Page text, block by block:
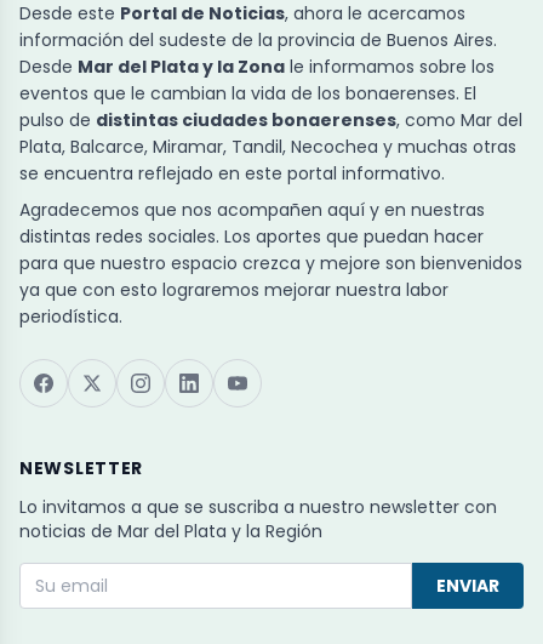
Desde este Portal de Noticias, ahora le acercamos
información del sudeste de la provincia de Buenos Aires.
Desde Mar del Plata y la Zona le informamos sobre los
eventos que le cambian la vida de los bonaerenses. El
pulso de distintas ciudades bonaerenses, como Mar del
Plata, Balcarce, Miramar, Tandil, Necochea y muchas otras
se encuentra reflejado en este portal informativo.
Agradecemos que nos acompañen aquí y en nuestras
distintas redes sociales. Los aportes que puedan hacer
para que nuestro espacio crezca y mejore son bienvenidos
ya que con esto lograremos mejorar nuestra labor
periodística.
NEWSLETTER
Lo invitamos a que se suscriba a nuestro newsletter con
noticias de Mar del Plata y la Región
ENVIAR